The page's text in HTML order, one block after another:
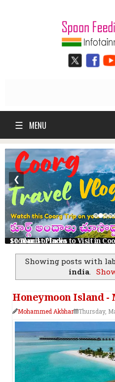
☰ MENU
10 Tourist Places to Visit in Coorg - తెలుగులో కూర్గ్ ట్రిప్ - Scotland of India
❮
Showing posts with
india.
Honeymoon Island -
Mohammed Akbhar Thursday,